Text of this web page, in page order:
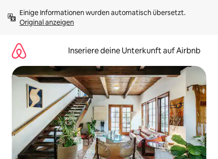
Inhalten
springenOriginal anzeigen
Inseriere deine Unterkunft auf Airbnb